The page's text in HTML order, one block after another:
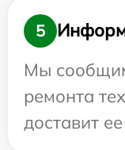
5
Мы
ремонта
доставит